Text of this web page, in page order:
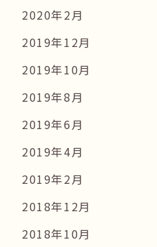
2020年2月
2019年12月
2019年10月
2019年8月
2019年6月
2019年4月
2019年2月
2018年12月
2018年10月